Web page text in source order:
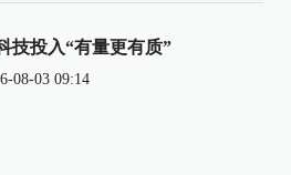
技投入“有量更有质”
08-03 09:14